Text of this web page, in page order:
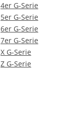
4er G-Serie
5er G-Serie
6er G-Serie
7er G-Serie
X G-Serie
Z G-Serie